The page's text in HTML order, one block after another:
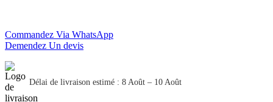
Commandez Via WhatsApp
Demendez Un devis
Délai de livraison estimé : 8 Août – 10 Août